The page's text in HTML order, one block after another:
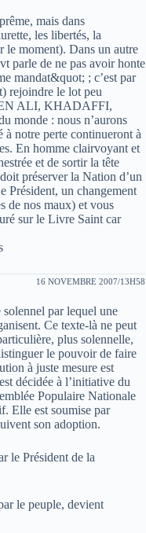
mais dans
les libertés, la
le moment). Dans un autre
parle de ne pas avoir honte
mandat&quot; ; c’est par
rejoindre le lot peu
ALI, KHADAFFI,
monde : nous n’aurons
notre perte continueront à
En homme clairvoyant et
et de sortir la tête
préserver la Nation d’un
Président, un changement
de nos maux) et vous
sur le Livre Saint car
16 NOVEMBRE 2007/13H58
solennel par lequel une
Ce texte-là ne peut
plus solennelle,
le pouvoir de faire
à juste mesure est
décidée à l’initiative du
Populaire Nationale
Elle est soumise par
son adoption.
le Président de la
le peuple, devient